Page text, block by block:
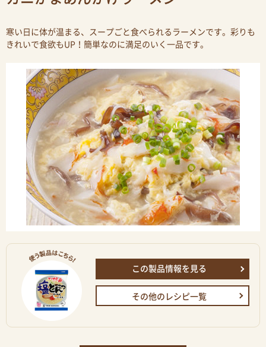
寒い日に体が温まる、スープごと食べられるラーメンです。彩りも
きれいで食欲もUP！簡単なのに満足のいく一品です。
この製品情報を見る
その他のレシピ一覧